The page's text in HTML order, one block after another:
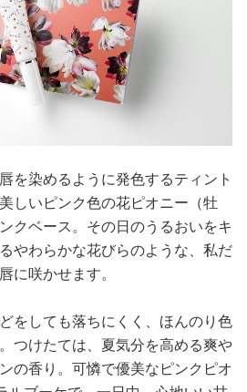
を染めるように発色するティント
しいピンク色の花ピオニー（牡
クベース。その日のうるおいをキ
やわらかな花びらのような、私だ
に咲かせます。
をしても落ちにくく、ほんのり色
つけたては、夏気分を高める爽や
の香り。可憐で優美なピンクピオ